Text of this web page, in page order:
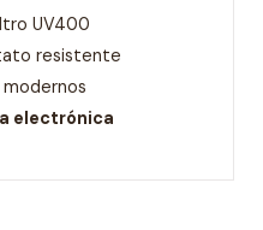
UV400
resistente
electrónica